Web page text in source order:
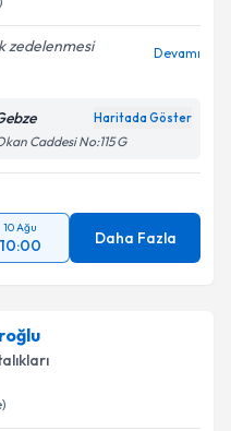
zedelenmesi
Devamı
Haritada Göster
Caddesi No:115 G
10 Ağu
10:00 Daha Fazla